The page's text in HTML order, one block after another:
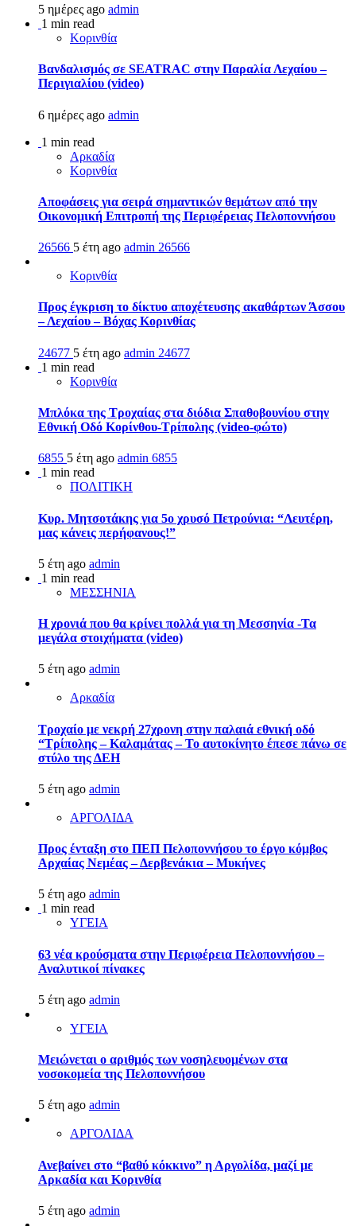
5 ημέρες ago admin
1 min read
Κορινθία
Βανδαλισμός σε SEATRAC στην Παραλία Λεχαίου –
Περιγιαλίου (video)
6 ημέρες ago admin
1 min read
Αρκαδία
Κορινθία
Αποφάσεις για σειρά σημαντικών θεμάτων από την
Οικονομική Επιτροπή της Περιφέρειας Πελοποννήσου
26566 5 έτη ago admin 26566
Κορινθία
Προς έγκριση το δίκτυο αποχέτευσης ακαθάρτων Άσσου
– Λεχαίου – Βόχας Κορινθίας
24677 5 έτη ago admin 24677
1 min read
Κορινθία
Μπλόκα της Τροχαίας στα διόδια Σπαθοβουνίου στην
Εθνική Οδό Κορίνθου-Τρίπολης (video-φώτο)
6855 5 έτη ago admin 6855
1 min read
ΠΟΛΙΤΙΚΗ
Κυρ. Μητσοτάκης για 5ο χρυσό Πετρούνια: “Λευτέρη,
μας κάνεις περήφανους!”
5 έτη ago admin
1 min read
ΜΕΣΣΗΝΙΑ
Η χρονιά που θα κρίνει πολλά για τη Μεσσηνία -Τα
μεγάλα στοιχήματα (video)
5 έτη ago admin
Αρκαδία
Τροχαίο με νεκρή 27χρονη στην παλαιά εθνική οδό
“Τρίπολης – Καλαμάτας – Το αυτοκίνητο έπεσε πάνω σε
στύλο της ΔΕΗ
5 έτη ago admin
ΑΡΓΟΛΙΔΑ
Προς ένταξη στο ΠΕΠ Πελοποννήσου το έργο κόμβος
Αρχαίας Νεμέας – Δερβενάκια – Μυκήνες
5 έτη ago admin
1 min read
ΥΓΕΙΑ
63 νέα κρούσματα στην Περιφέρεια Πελοποννήσου –
Αναλυτικοί πίνακες
5 έτη ago admin
ΥΓΕΙΑ
Μειώνεται ο αριθμός των νοσηλευομένων στα
νοσοκομεία της Πελοποννήσου
5 έτη ago admin
ΑΡΓΟΛΙΔΑ
Ανεβαίνει στο “βαθύ κόκκινο” η Αργολίδα, μαζί με
Αρκαδία και Κορινθία
5 έτη ago admin